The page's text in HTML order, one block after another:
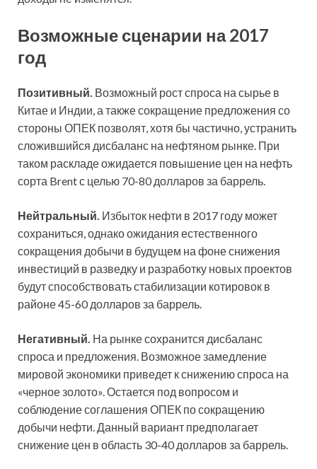
Возможные сценарии на 2017
год
Позитивный. Возможный рост спроса на сырье в
Китае и Индии, а также сокращение предложения со
стороны ОПЕК позволят, хотя бы частично, устранить
сложившийся дисбаланс на нефтяном рынке. При
таком раскладе ожидается повышение цен на нефть
сорта Brent с целью 70-80 долларов за баррель.
Нейтральный. Избыток нефти в 2017 году может
сохраниться, однако ожидания естественного
сокращения добычи в будущем на фоне снижения
инвестиций в разведку и разработку новых проектов
будут способствовать стабилизации котировок в
районе 45-60 долларов за баррель.
Негативный. На рынке сохранится дисбаланс
спроса и предложения. Возможное замедление
мировой экономики приведет к снижению спроса на
«черное золото». Остается под вопросом и
соблюдение соглашения ОПЕК по сокращению
добычи нефти. Данный вариант предполагает
снижение цен в область 30-40 долларов за баррель.